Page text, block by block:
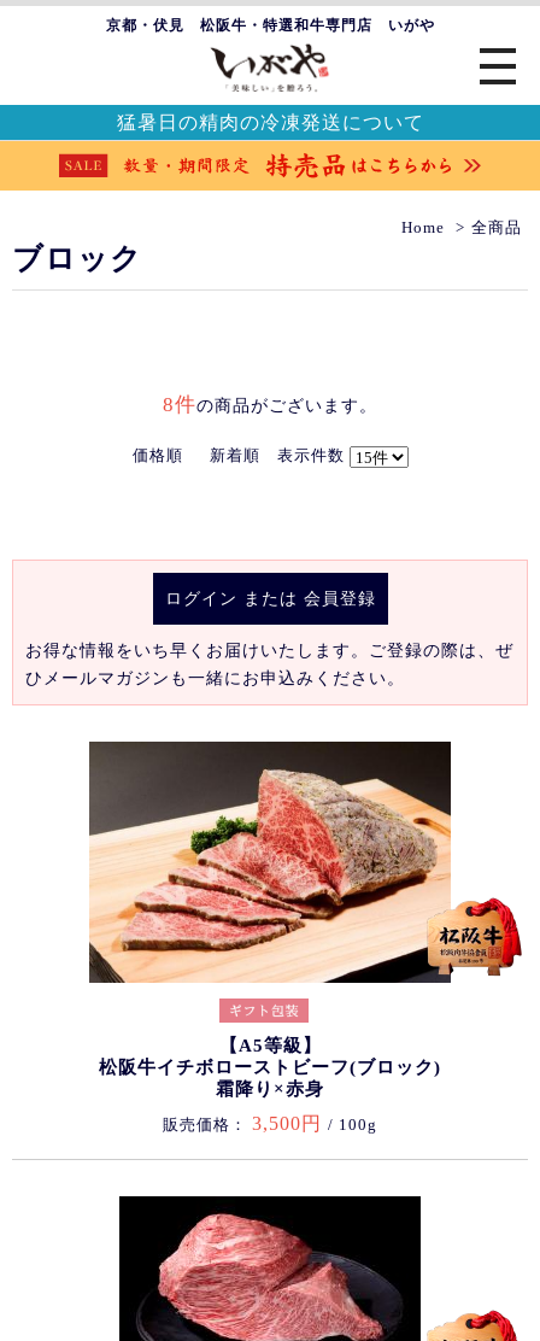
京都・伏見 松阪牛・特選和牛専門店 いがや
猛暑日の精肉の冷凍発送について
Home 全商品
ブロック
8件の商品がございます。
価格順 新着順 表示件数
ログイン または 会員登録
お得な情報をいち早くお届けいたします。ご登録の際は、ぜ
ひメールマガジンも一緒にお申込みください。
【A5等級】
松阪牛イチボローストビーフ(ブロック)
霜降り×赤身
販売価格： 3,500円 / 100g